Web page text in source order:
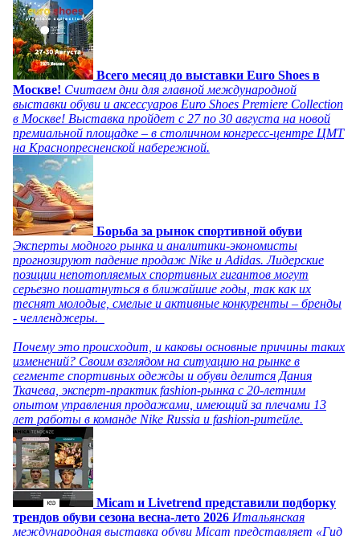
Всего месяц до выставки Euro Shoes в
Москве! Считаем дни для главной международной
выставки обуви и аксессуаров Euro Shoes Premiere Collection
в Москве! Выставка пройдет с 27 по 30 августа на новой
премиальной площадке – в столичном конгресс-центре ЦМТ
на Краснопресненской набережной.
Борьба за рынок спортивной обуви
Эксперты модного рынка и аналитики-экономисты
прогнозируют падение продаж Nike и Adidas. Лидерские
позиции непотопляемых спортивных гигантов могут
серьезно пошатнуться в ближайшие годы, так как их
теснят молодые, смелые и активные конкуренты – бренды
- челленджеры.
Почему это происходит, и каковы основные причины таких
изменений? Своим взглядом на ситуацию на рынке в
сегменте спортивных одежды и обуви делится Дания
Ткачева, эксперт-практик fashion-рынка с 20-летним
опытом управления продажами, имеющий за плечами 13
лет работы в команде Nike Russia и fashion-ритейле.
Micam и Livetrend представили подборку
трендов обуви сезона весна-лето 2026 Итальянская
международная выставка обуви Micam представляет «Гид